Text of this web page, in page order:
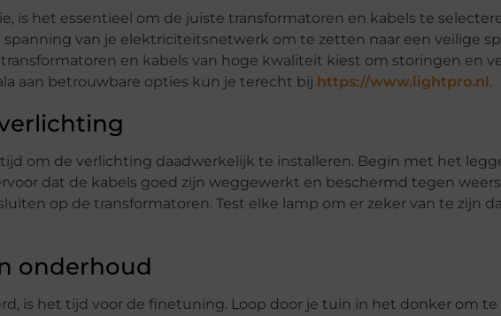
is het essentieel om de juiste transformatoren en kabels te
van je elektriciteitsnetwerk om te zetten naar een veilige
en kabels van hoge kwaliteit kiest om storingen en
aan betrouwbare opties kun je terecht bij https://www.lightpro.nl.
om de verlichting daadwerkelijk te installeren. Begin met het
dat de kabels goed zijn weggewerkt en beschermd tegen
op de transformatoren. Test elke lamp om er zeker van te zijn
onderhoud
is het tijd voor de finetuning. Loop door je tuin in het donker om te